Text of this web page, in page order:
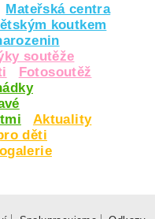
Mateřská centra
koutkem
soutěže
Fotosoutěž
Aktuality
děti